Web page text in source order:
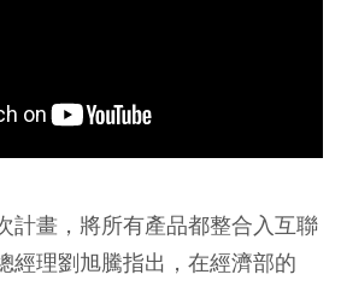
計畫，將所有產品都整合入互聯
經理劉旭騰指出，在經濟部的